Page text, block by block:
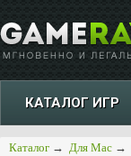
КАТАЛОГ ИГР
Каталог → Для Mac →